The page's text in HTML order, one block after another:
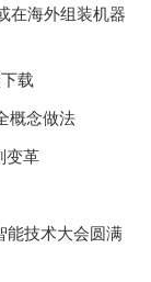
在海外组装机器
载
概念做法
变革
技术大会圆满